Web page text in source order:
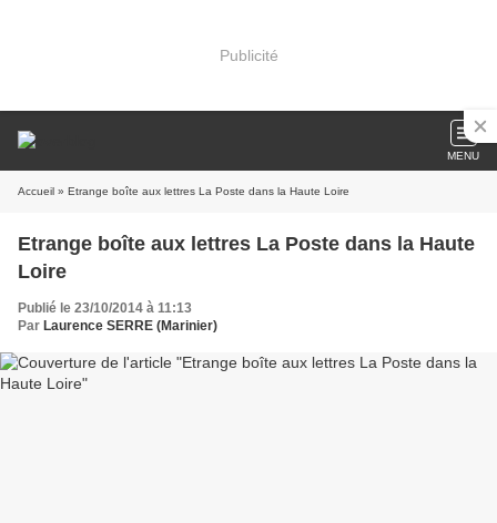
Publicité
MENU
Accueil » Etrange boîte aux lettres La Poste dans la Haute Loire
Etrange boîte aux lettres La Poste dans la Haute
Loire
Publié le 23/10/2014 à 11:13
Par Laurence SERRE (Marinier)